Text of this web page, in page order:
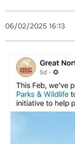
06/02/2025 16:13